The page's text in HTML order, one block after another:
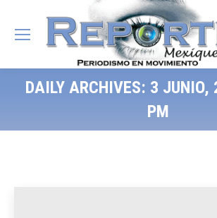
DAILY ARCHIVES: 3 JUNIO,
PM